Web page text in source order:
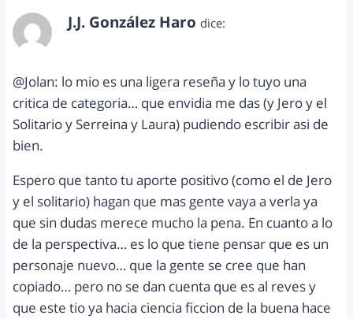
J.J. González Haro dice:
@Jolan: lo mio es una ligera reseña y lo tuyo una
critica de categoria… que envidia me das (y Jero y el
Solitario y Serreina y Laura) pudiendo escribir asi de
bien.
Espero que tanto tu aporte positivo (como el de Jero
y el solitario) hagan que mas gente vaya a verla ya
que sin dudas merece mucho la pena. En cuanto a lo
de la perspectiva… es lo que tiene pensar que es un
personaje nuevo… que la gente se cree que han
copiado… pero no se dan cuenta que es al reves y
que este tio ya hacia ciencia ficcion de la buena hace